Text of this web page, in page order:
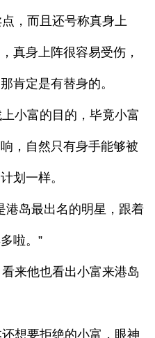
，而且还号称真身上
真身上阵很容易受伤，
肯定是有替身的。
小富的目的，毕竟小富
，自然只有身手能够被
划一样。
岛最出名的明星，跟着
啦。”
来他也看出小富来港岛
想要拒绝的小富，眼神